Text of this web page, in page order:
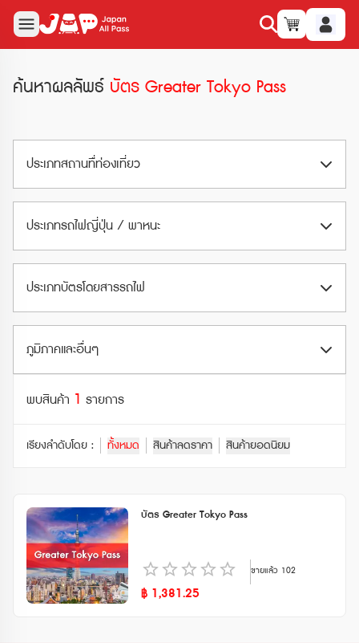
ค้นหาผลลัพธ์ บัตร Greater Tokyo Pass
ประเภทสถานทืี่ท่องเที่ยว
สวนสนุก (Amusement Park)
สวนน้ำ (Waterpark)
พิพิธภัณฑ์ (Museum)
สวนสัตว์และอควาเรียม (Zoo & Aquarium)
กระเช้าลอยฟ้า (Ropeway)
ประเภทรถไฟญี่ปุ่น / พาหนะ
Limited Express
Shinkansen
รถไฟใต้ดิน (Subway)
รถบัสท่องเที่ยว (Tourist Bus)
รถไฟเร็ว (Rapid / Express Trains)
ประเภทบัตรโดยสารรถไฟ
ตั๋วรถไฟ JR (JR Ticket)
ตั๋วรถไฟอื่นๆ (Other Train Ticket)
ตั๋วรถไฟเอกชน (Private Railway Ticket)
พาสรถไฟ JR (JR Pass)
พาสรถไฟเอกชน (Private Railways Pass)
ภูมิภาคและอื่นๆ
ฮอกไกโด (Hokkaido)
โทโฮคุ (Tohoku)
ชูบุ (Chubu)
คันไซ (Kansai)
ชูโกกุ (Chugoku)
พบสินค้า 1 รายการ
เรียงลำดับโดย : ทั้งหมด สินค้าลดราคา สินค้ายอดนิยม
บัตร Greater Tokyo Pass
ขายแล้ว 102
฿ 1,381.25